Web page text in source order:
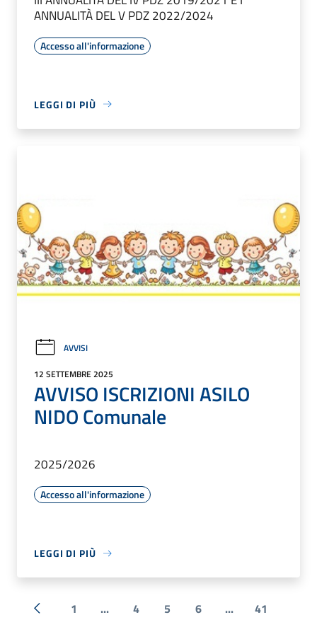
ANNUALITÀ DEL V PDZ 2022/2024
Accesso all'informazione
LEGGI DI PIÙ
AVVISI
12 SETTEMBRE 2025
AVVISO ISCRIZIONI ASILO
NIDO Comunale
2025/2026
Accesso all'informazione
LEGGI DI PIÙ
« Precedente
1 ... 4 5 6 ... 41